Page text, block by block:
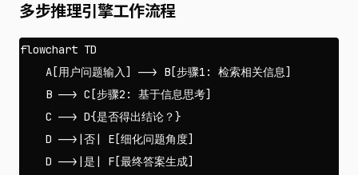
多步推理引擎工作流程
flowchart TD
    A[用户问题输入] --> B[步骤1: 检索相关信息]
    B --> C[步骤2: 基于信息思考]
    C --> D{是否得出结论？}
    D -->|否| E[细化问题角度]
    D -->|是| F[最终答案生成]